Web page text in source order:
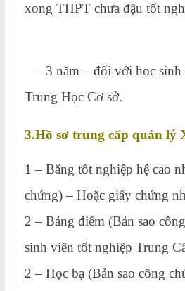
xong THPT chưa
– 3 năm – đối với học sinh
Trung Học Cơ sở.
3.Hồ sơ trung cấp quản lý
1 – Bằng tốt nghiệp hệ cao
chứng) – Hoặc giấy chứng
2 – Bảng điểm (Bản sao
sinh viên tốt nghiệp Trung
2 – Học bạ (Bản sao công